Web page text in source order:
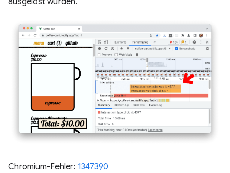
Chromium-Fehler: 1347390